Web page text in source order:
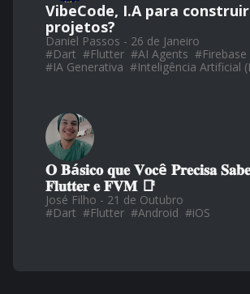
VibeCode, I.A para construir
projetos?
Daniel Passos - 26 de Janeiro
#Dart #Flutter #AI Agents #Firebase
#IA Generativa #Inteligência Artificial
𝐎 𝐁á𝐬𝐢𝐜𝐨 𝐪𝐮𝐞 𝐕𝐨𝐜ê 𝐏𝐫𝐞𝐜𝐢𝐬𝐚
𝐅𝐥𝐮𝐭𝐭𝐞𝐫 𝐞 𝐅𝐕𝐌 📑
José Filho - 21 de Outubro
#Dart #Flutter #Android #iOS